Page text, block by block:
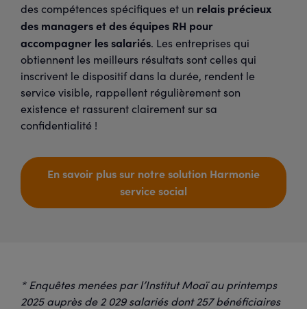
des compétences spécifiques et un relais précieux
des managers et des équipes RH pour
accompagner les salariés. Les entreprises qui
obtiennent les meilleurs résultats sont celles qui
inscrivent le dispositif dans la durée, rendent le
service visible, rappellent régulièrement son
existence et rassurent clairement sur sa
confidentialité !
En savoir plus sur notre solution Harmonie
service social
* Enquêtes menées par l’Institut Moaï au printemps
2025 auprès de 2 029 salariés dont 257 bénéficiaires